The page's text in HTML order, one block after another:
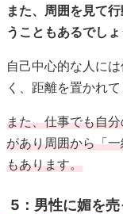
また、周囲を見て
うこともあるでしょ
自己中心的な人に
く、距離を置かれて
また、仕事でも自
があり周囲から「
もあります。
5：男性に媚を